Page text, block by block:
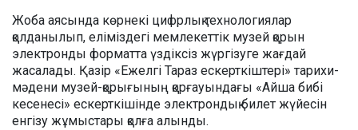
Жоба аясында көрнекі цифрлық технологиялар
қолданылып, еліміздегі мемлекеттік музей қорын
электронды форматта үздіксіз жүргізуге жағдай
жасалады. Қазір «Ежелгі Тараз ескерткіштері» тарихи-
мәдени музей-қорығының қорғауындағы «Айша бибі
кесенесі» ескерткішінде электрондық билет жүйесін
енгізу жұмыстары қолға алынды.